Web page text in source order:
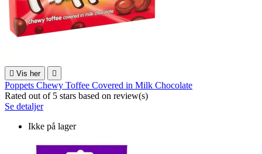
 Vis her 
Poppets Chewy Toffee Covered in Milk Chocolate
Rated out of 5 stars based on review(s)
Se detaljer
Ikke på lager